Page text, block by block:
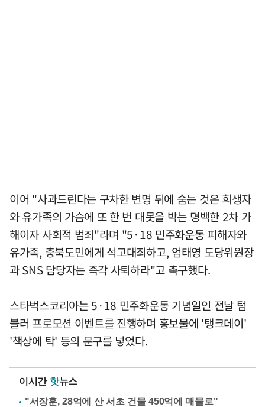
이어 "사과드린다는 구차한 변명 뒤에 숨는 것은 희생자
와 유가족의 가슴에 또 한 번 대못을 박는 명백한 2차 가
해이자 사회적 범죄"라며 "5·18 민주화운동 피해자와
유가족, 충북도민에게 석고대죄하고, 엄태영 도당위원장
과 SNS 담당자는 즉각 사퇴하라"고 촉구했다.
스타벅스코리아는 5·18 민주화운동 기념일인 전날 텀
블러 프로모션 이벤트를 진행하며 홍보물에 '탱크데이'
'책상에 탁' 등의 문구를 넣었다.
이시간 핫뉴스
"서장훈, 28억에 산 서초 건물 450억에 매물로"